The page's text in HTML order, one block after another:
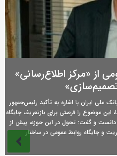
از «مرکز اطلاع‌رسانی»
ملی ایران با اشاره به تأکید رئیس‌جمهور
این موضوع را فرصتی برای بازتعریف جایگاه
دانست و گفت: تحول در این حوزه، پیش از
و جایگاه روابط عمومی در ساختار